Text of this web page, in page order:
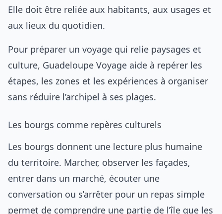
Elle doit être reliée aux habitants, aux usages et
aux lieux du quotidien.
Pour préparer un voyage qui relie paysages et
culture, Guadeloupe Voyage aide à repérer les
étapes, les zones et les expériences à organiser
sans réduire l’archipel à ses plages.
Les bourgs comme repères culturels
Les bourgs donnent une lecture plus humaine
du territoire. Marcher, observer les façades,
entrer dans un marché, écouter une
conversation ou s’arrêter pour un repas simple
permet de comprendre une partie de l’île que les